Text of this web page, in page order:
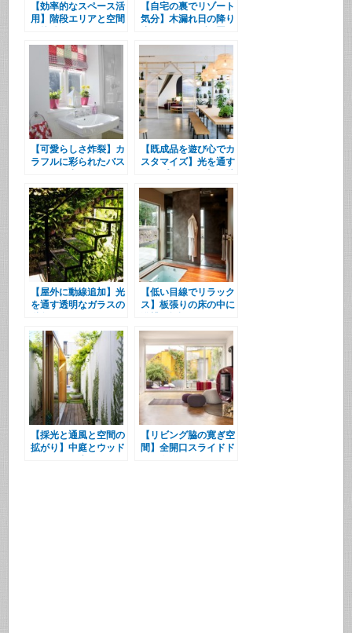
【効率的なスペース活
用】階段エリアと空間
【自宅の裏でリゾート
気分】木漏れ日の降り
れたウッドデッキのテ
ラス
【可愛らしさ炸裂】カ
ラフルに彩られたバス
【既成品を遊び心でカ
スタマイズ】光を通す
と、ワークデスクの頭
上の空中茶室
【屋外に動線追加】光
を通す透明なガラスの
【低い目線でリラック
ス】板張りの床の中に
ルーム
【採光と通風と空間の
拡がり】中庭とウッド
【リビング脇の寛ぎ空
間】全開口スライドド